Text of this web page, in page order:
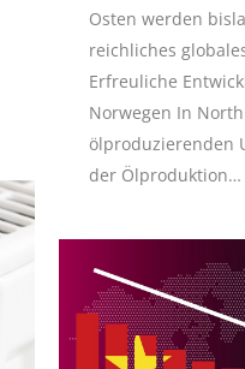
Osten werden
reichliches
Erfreuliche
Norwegen In
ölproduzierenden
der Ölproduktion…